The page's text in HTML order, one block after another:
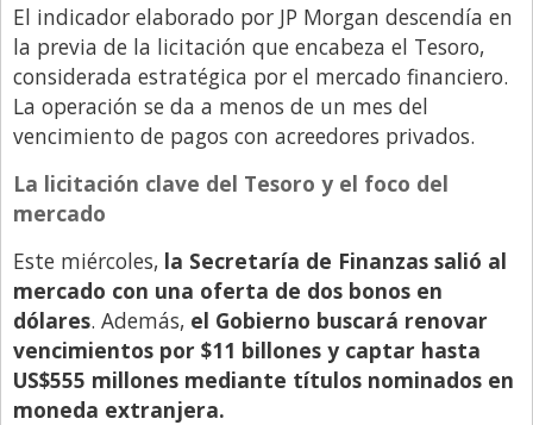
Millonarios
Minuto Lanzamiento
Negocios
Opinion
País
Política
Publicidad y Marketing
Real Estate y Propiedades
Responsabilidad Social
Salidas
El indicador elaborado por JP Morgan descendía en
la previa de la licitación que encabeza el Tesoro,
considerada estratégica por el mercado financiero.
La operación se da a menos de un mes del
vencimiento de pagos con acreedores privados.
La licitación clave del Tesoro y el foco del
mercado
Este miércoles, la Secretaría de Finanzas salió al
mercado con una oferta de dos bonos en
dólares. Además, el Gobierno buscará renovar
vencimientos por $11 billones y captar hasta
US$555 millones mediante títulos nominados en
moneda extranjera.